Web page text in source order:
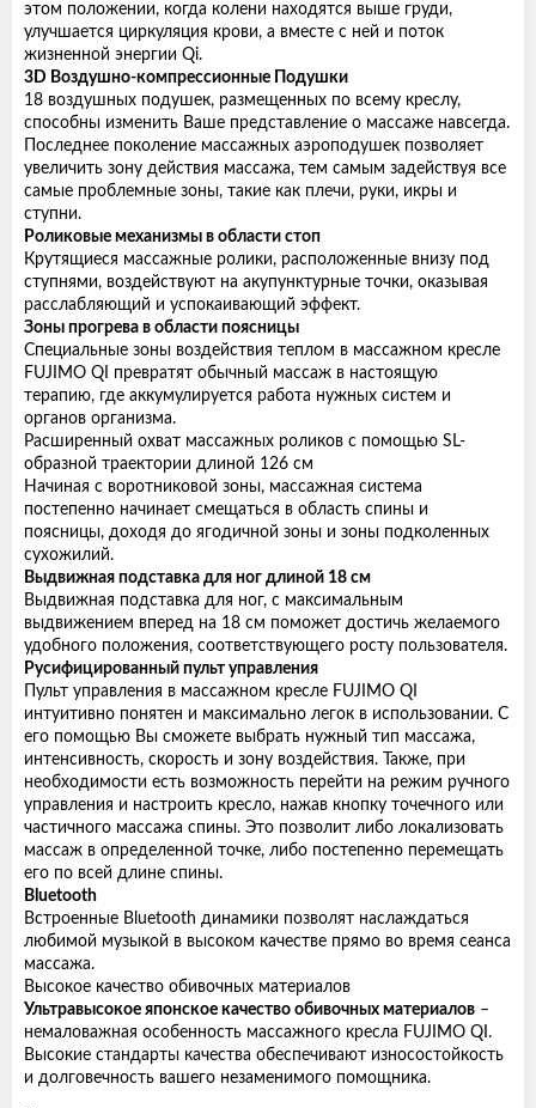
этом положении, когда колени находятся выше груди,
улучшается циркуляция крови, а вместе с ней и поток
жизненной энергии Qi.
3D Воздушно-компрессионные Подушки
18 воздушных подушек, размещенных по всему креслу,
способны изменить Ваше представление о массаже навсегда.
Последнее поколение массажных аэроподушек позволяет
увеличить зону действия массажа, тем самым задействуя все
самые проблемные зоны, такие как плечи, руки, икры и
ступни.
Роликовые механизмы в области стоп
Крутящиеся массажные ролики, расположенные внизу под
ступнями, воздействуют на акупунктурные точки, оказывая
расслабляющий и успокаивающий эффект.
Зоны прогрева в области поясницы
Специальные зоны воздействия теплом в массажном кресле
FUJIMO QI превратят обычный массаж в настоящую
терапию, где аккумулируется работа нужных систем и
органов организма.
Расширенный охват массажных роликов с помощью SL-
образной траектории длиной 126 см
Начиная с воротниковой зоны, массажная система
постепенно начинает смещаться в область спины и
поясницы, доходя до ягодичной зоны и зоны подколенных
сухожилий.
Выдвижная подставка для ног длиной 18 см
Выдвижная подставка для ног, с максимальным
выдвижением вперед на 18 см поможет достичь желаемого
удобного положения, соответствующего росту пользователя.
Русифицированный пульт управления
Пульт управления в массажном кресле FUJIMO QI
интуитивно понятен и максимально легок в использовании. С
его помощью Вы сможете выбрать нужный тип массажа,
интенсивность, скорость и зону воздействия. Также, при
необходимости есть возможность перейти на режим ручного
управления и настроить кресло, нажав кнопку точечного или
частичного массажа спины. Это позволит либо локализовать
массаж в определенной точке, либо постепенно перемещать
его по всей длине спины.
Bluetooth
Встроенные Bluetooth динамики позволят наслаждаться
любимой музыкой в высоком качестве прямо во время сеанса
массажа.
Высокое качество обивочных материалов
Ультравысокое японское качество обивочных материалов –
немаловажная особенность массажного кресла FUJIMO QI.
Высокие стандарты качества обеспечивают износостойкость
и долговечность вашего незаменимого помощника.